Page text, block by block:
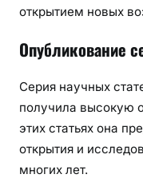
открытием новых
Опубликование
Серия научных
получила высокую
этих статьях она
открытия и
многих лет.